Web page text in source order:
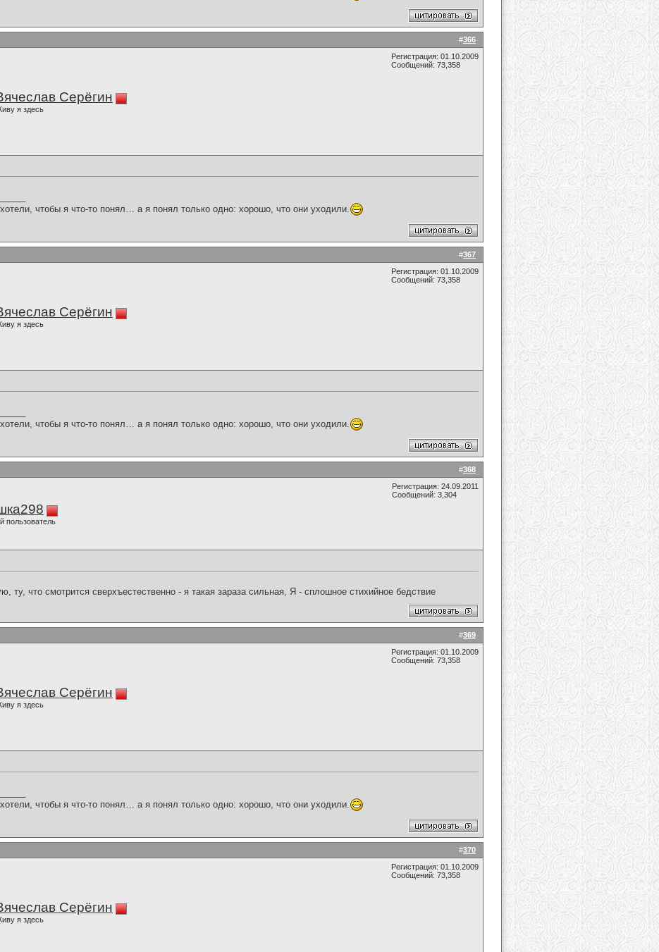
#366
Серёгин
я здесь
Регистрация: 01.10.2009
Сообщений: 73,358
чтобы я что-то понял… а я понял только одно: хорошо, что они уходили.
#367
Серёгин
я здесь
Регистрация: 01.10.2009
Сообщений: 73,358
чтобы я что-то понял… а я понял только одно: хорошо, что они уходили.
#368
пользователь
Регистрация: 24.09.2011
Сообщений: 3,304
ту, что смотрится сверхъестественно - я такая зараза сильная, Я - сплошное стихийное бедствие
#369
Серёгин
я здесь
Регистрация: 01.10.2009
Сообщений: 73,358
чтобы я что-то понял… а я понял только одно: хорошо, что они уходили.
#370
Серёгин
я здесь
Регистрация: 01.10.2009
Сообщений: 73,358